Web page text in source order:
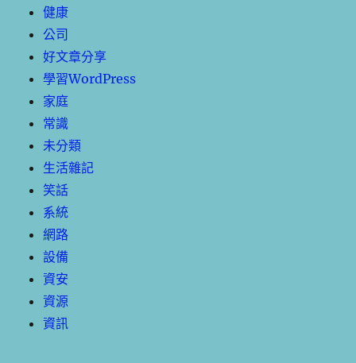
健康
公司
好文章分享
學習WordPress
家庭
常識
未分類
生活雜記
笑話
系統
網路
設備
資安
資源
資訊